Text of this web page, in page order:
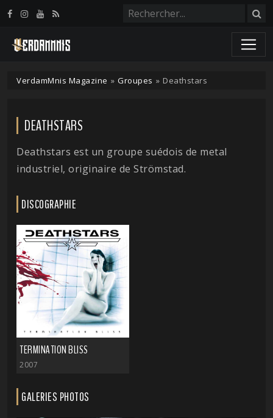
VerdamMnis Magazine » Groupes » Deathstars
DEATHSTARS
Deathstars est un groupe suédois de metal
industriel, originaire de Strömstad.
DISCOGRAPHIE
TERMINATION BLISS
2007
GALERIES PHOTOS
Panneau de gestion des cookies